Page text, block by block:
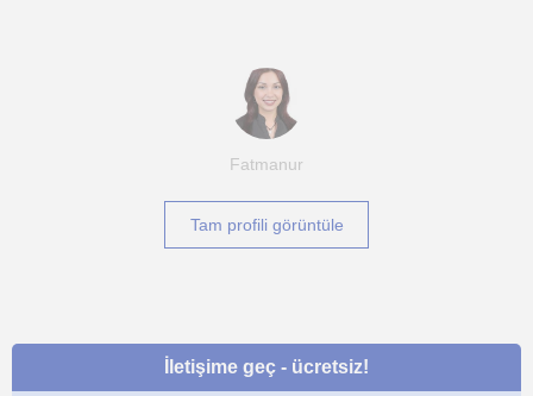
Fatmanur
Tam profili görüntüle
İletişime geç - ücretsiz!